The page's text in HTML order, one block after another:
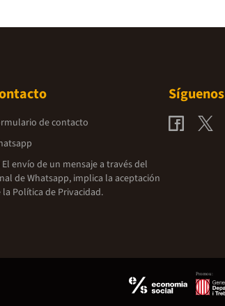
de contacto
El envío de un mensaje a través del
de Whatsapp, implica la aceptación
la Política de Privacidad.
Síguenos
Promou: